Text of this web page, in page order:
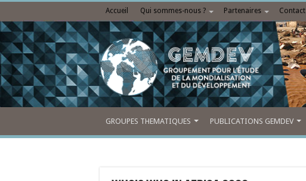
Accueil Qui sommes-nous ? Partenaires Contact
GROUPES THEMATIQUES PUBLICATIONS GEMDEV